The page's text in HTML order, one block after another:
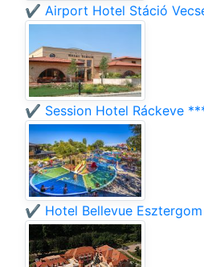
✔️ Airport Hotel Stáció
✔️ Session Hotel Ráckeve
✔️ Hotel Bellevue